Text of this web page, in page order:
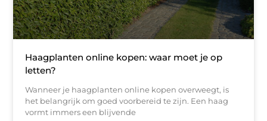
Haagplanten online kopen: waar moet je op
letten?
Wanneer je haagplanten online kopen overweegt, is
het belangrijk om goed voorbereid te zijn. Een haag
vormt immers een blijvende